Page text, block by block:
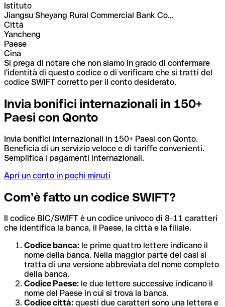
Istituto
Jiangsu Sheyang Rural Commercial Bank Co.,.
Città
Yancheng
Paese
Cina
Si prega di notare che non siamo in grado di confermare
l'identità di questo codice o di verificare che si tratti del
codice SWIFT corretto per il conto desiderato.
Invia bonifici internazionali in 150+
Paesi con Qonto
Invia bonifici internazionali in 150+ Paesi con Qonto.
Beneficia di un servizio veloce e di tariffe convenienti.
Semplifica i pagamenti internazionali.
Apri un conto in pochi minuti
Com’è fatto un codice SWIFT?
Il codice BIC/SWIFT è un codice univoco di 8-11 caratteri
che identifica la banca, il Paese, la città e la filiale.
Codice banca: le prime quattro lettere indicano il
nome della banca. Nella maggior parte dei casi si
tratta di una versione abbreviata del nome completo
della banca.
Codice Paese: le due lettere successive indicano il
nome del Paese in cui si trova la banca.
Codice città: questi due caratteri sono una lettera e